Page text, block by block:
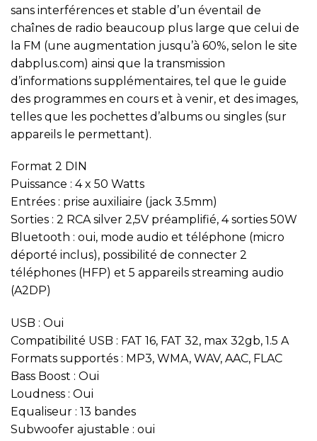
sans interférences et stable d’un éventail de
chaînes de radio beaucoup plus large que celui de
la FM (une augmentation jusqu’à 60%, selon le site
dabplus.com) ainsi que la transmission
d’informations supplémentaires, tel que le guide
des programmes en cours et à venir, et des images,
telles que les pochettes d’albums ou singles (sur
appareils le permettant).
Format 2 DIN
Puissance : 4 x 50 Watts
Entrées : prise auxiliaire (jack 3.5mm)
Sorties : 2 RCA silver 2,5V préamplifié, 4 sorties 50W
Bluetooth : oui, mode audio et téléphone (micro
déporté inclus), possibilité de connecter 2
téléphones (HFP) et 5 appareils streaming audio
(A2DP)
USB : Oui
Compatibilité USB : FAT 16, FAT 32, max 32gb, 1.5 A
Formats supportés : MP3, WMA, WAV, AAC, FLAC
Bass Boost : Oui
Loudness : Oui
Equaliseur : 13 bandes
Subwoofer ajustable : oui